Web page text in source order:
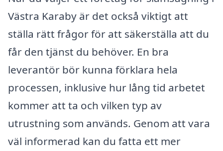
Västra Karaby är det också viktigt att
ställa rätt frågor för att säkerställa att du
får den tjänst du behöver. En bra
leverantör bör kunna förklara hela
processen, inklusive hur lång tid arbetet
kommer att ta och vilken typ av
utrustning som används. Genom att vara
väl informerad kan du fatta ett mer